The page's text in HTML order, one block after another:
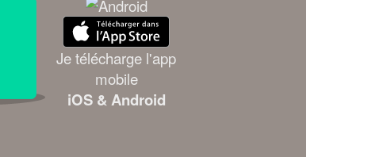
Je télécharge l'app
mobile
iOS & Android